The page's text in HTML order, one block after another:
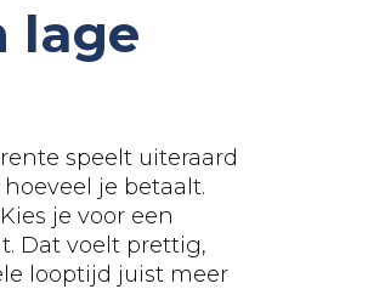
lage
speelt uiteraard
je betaalt.
je voor een
Dat voelt prettig,
looptijd juist meer